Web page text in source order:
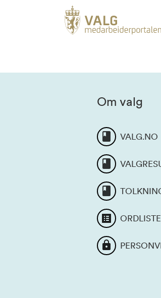
Om valg
VALG.NO
ORDLISTE